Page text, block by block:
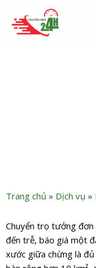
Trang chủ » Dịch vụ »
Chuyển trọ tưởng đơn
đến trễ, báo giá một
xước giữa chừng là